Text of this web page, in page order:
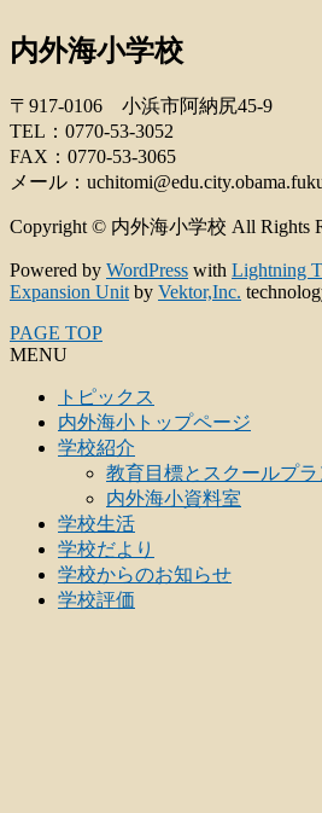
内外海小学校
〒917-0106 小浜市阿納尻45-9
TEL：0770-53-3052
FAX：0770-53-3065
メール：uchitomi
Copyright © 内外海小学校 All Rights
Powered by WordPress with Lightning
Expansion Unit by Vektor,Inc.
PAGE TOP
MENU
トピックス
内外海小トップページ
学校紹介
教育目標とスクールプラ
内外海小資料室
学校生活
学校だより
学校からのお知らせ
学校評価